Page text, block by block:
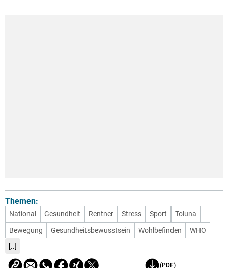
Themen:
National Gesundheit Rentner Stress Sport
Toluna
Bewegung
Gesundheitsbewusstsein Wohlbefinden
WHO
[..]
(PDF)